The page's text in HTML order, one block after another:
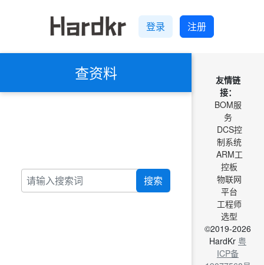
登录 注册
查资料
搜索
友情链
接：
BOM服
务
DCS控
制系统
ARM工
控板
物联网
平台
工程师
选型
©2019-2026
HardKr 粤
ICP备